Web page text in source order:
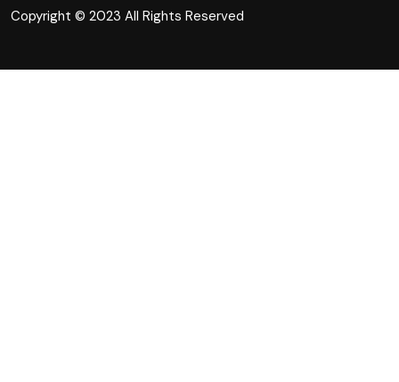
Copyright © 2023 All Rights Reserved